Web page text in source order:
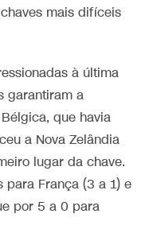
mais difíceis
à última
garantiram a
que havia
a Nova Zelândia
lugar da chave.
para França (3 a 1) e
por 5 a 0 para